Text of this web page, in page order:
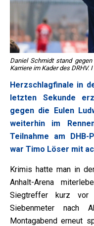
Daniel Schmidt stand
Karriere im Kader des DRHV.
Herzschlagfinale in
letzten Sekunde
gegen die Eulen
weiterhin im
Teilnahme am
war Timo Löser mit
Krimis hatte man in
Anhalt-Arena
Siegtreffer kurz vor
Siebenmeter nach
Montagabend erneut